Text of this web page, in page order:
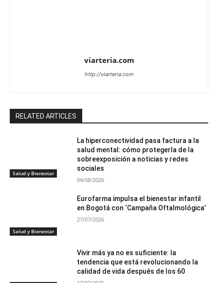
viarteria.com
http://viarteria.com
RELATED ARTICLES
Salud y Bienestar
La hiperconectividad pasa factura a la
salud mental: cómo protegerla de la
sobreexposición a noticias y redes
sociales
04/08/2026
Salud y Bienestar
Eurofarma impulsa el bienestar infantil
en Bogotá con ‘Campaña Oftalmológica’
27/07/2026
Vivir más ya no es suficiente: la
tendencia que está revolucionando la
calidad de vida después de los 60